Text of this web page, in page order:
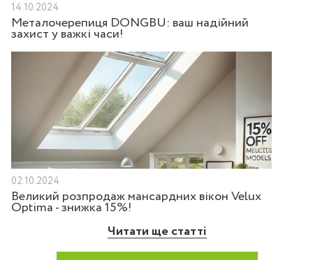
14.10.2024
Металочерепиця DONGBU: ваш надійний
захист у важкі часи!
02.10.2024
Великий розпродаж мансардних вікон Velux
Optima - знижка 15%!
Читати ще статті